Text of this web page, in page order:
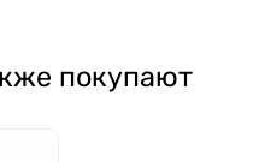
покупают